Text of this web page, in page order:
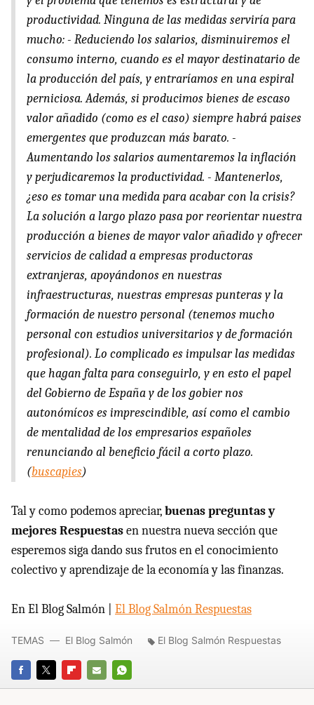
productividad. Ninguna de las medidas serviría para
mucho: - Reduciendo los salarios, disminuiremos el
consumo interno, cuando es el mayor destinatario de
la producción del país, y entraríamos en una espiral
perniciosa. Además, si producimos bienes de escaso
valor añadido (como es el caso) siempre habrá paises
emergentes que produzcan más barato. -
Aumentando los salarios aumentaremos la inflación
y perjudicaremos la productividad. - Mantenerlos,
¿eso es tomar una medida para acabar con la crisis?
La solución a largo plazo pasa por reorientar nuestra
producción a bienes de mayor valor añadido y ofrecer
servicios de calidad a empresas productoras
extranjeras, apoyándonos en nuestras
infraestructuras, nuestras empresas punteras y la
formación de nuestro personal (tenemos mucho
personal con estudios universitarios y de formación
profesional). Lo complicado es impulsar las medidas
que hagan falta para conseguirlo, y en esto el papel
del Gobierno de España y de los gobier nos
autonómícos es imprescindible, así como el cambio
de mentalidad de los empresarios españoles
renunciando al beneficio fácil a corto plazo.
(buscapies)
Tal y como podemos apreciar,buenas preguntas y
mejores Respuestasen nuestra nueva sección que
esperemos siga dando sus frutos en el conocimiento
colectivo y aprendizaje de la economía y las finanzas.
En El Blog Salmón | El Blog Salmón Respuestas
FACEBOOK
TWITTERFLIPBOARD
E-
WHATSAPP
TEMAS El Blog Salmón El Blog Salmón Respuestas